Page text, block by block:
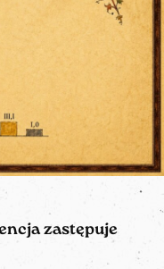
zastępuje